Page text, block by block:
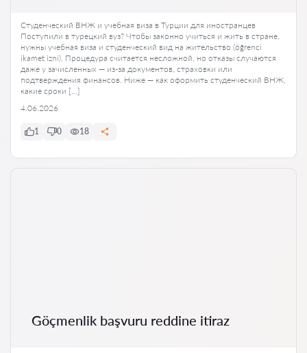
Студенческий ВНЖ и учебная виза в Турции для иностранцев
Поступили в турецкий вуз? Чтобы законно учиться и жить в стране,
нужны учебная виза и студенческий вид на жительство (öğrenci
ikamet izni). Процедура считается несложной, но отказы случаются
даже у зачисленных — из-за документов, страховки или
подтверждения финансов. Ниже — как оформить студенческий ВНЖ,
какие сроки […]
4.06.2026
1 0 18
Göçmenlik başvuru reddine itiraz